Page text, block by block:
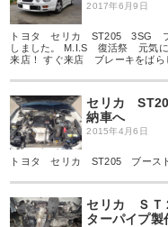
2017年6月9日
トヨタ セリカ ST205 3SG ブ
しました。 M.I.S 復活祭 元気に
来店！ すぐ来店 ブレーキをばら
セリカ
納車へ
2015年4月6日
トヨタ セリカ ST205 ブース
セリカ ＳＴ
ターパイプ製